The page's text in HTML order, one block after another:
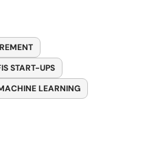
START-UPS
LEARNING